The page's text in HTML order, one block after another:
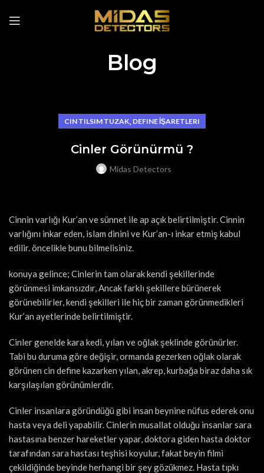
Blog
CIN TILSIM TUZAK, DEFINE İŞARETLERI
Cinler Görünürmü ?
Midas Detectors
Cinnin varlığı Kur’an ve sünnet ile ap açık belirtilmiştir. Cinnin
varlığını inkar eden, islam dinini ve Kur’an-ı inkar etmiş kabul
edilir. öncelikle bunu bilmelisiniz.
konuya gelince; Cinlerin tam olarak kendi şekillerinde
görünmesi imkansızdır, Ancak farklı şekillere bürünerek
görünebilirler, kendi şekilleri ile hiç bir zaman görünmedikleri
Kur’an ayetlerinde belirtilmiştir.
Cinler genelde kara kedi, yılan ve oğlak şeklinde görünürler.
Tabi bu duruma göre değişir, ormanda gezerken oğlak olarak
görünen cin define kazarken yılan, akrep, kurbağa biraz daha sık
karşılaşılan görünümlerdir.
Cinler insanlara göründüğü gibi insan beynine nüfus ederek onu
hasta veya deli yapabilir. Cinlerin musallat olduğu insanlar sara
hastasına benzer hareketler yapar, doktora giden hasta doktor
tarafından sara hastası teşhisi koyulur, fakat beyin filmi
çekildiğinde beyinde herhangi bir şey gözükmez. Hasta tıpkı